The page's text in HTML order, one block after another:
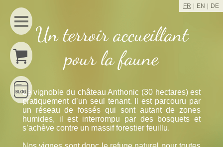
Un terroir accueillant
pour la faune
Le vignoble du château Anthonic (30 hectares) est
pratiquement d’un seul tenant. Il est parcouru par
un réseau de fossés qui sont autant de zones
humides, il est interrompu par des bosquets et
s’achève contre un massif forestier feuillu.
FR EN DE